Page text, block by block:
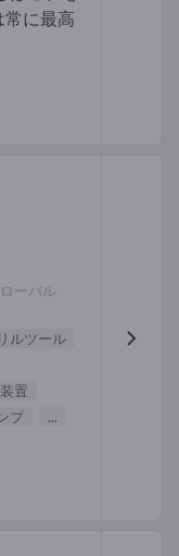
に最高
ーバル
ルツール
置
プ ...